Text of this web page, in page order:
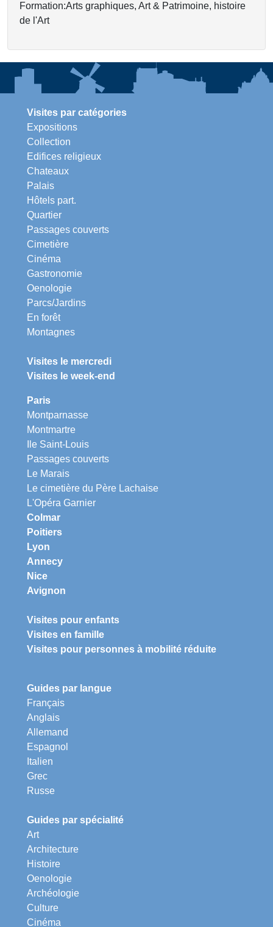
Formation:Arts graphiques, Art & Patrimoine, histoire
de l'Art
Visites par catégories
Expositions
Collection
Edifices religieux
Chateaux
Palais
Hôtels part.
Quartier
Passages couverts
Cimetière
Cinéma
Gastronomie
Oenologie
Parcs/Jardins
En forêt
Montagnes
Visites le mercredi
Visites le week-end
Paris
Montparnasse
Montmartre
Ile Saint-Louis
Passages couverts
Le Marais
Le cimetière du Père Lachaise
L'Opéra Garnier
Colmar
Poitiers
Lyon
Annecy
Nice
Avignon
Visites pour enfants
Visites en famille
Visites pour personnes à mobilité réduite
Guides par langue
Français
Anglais
Allemand
Espagnol
Italien
Grec
Russe
Guides par spécialité
Art
Architecture
Histoire
Oenologie
Archéologie
Culture
Cinéma